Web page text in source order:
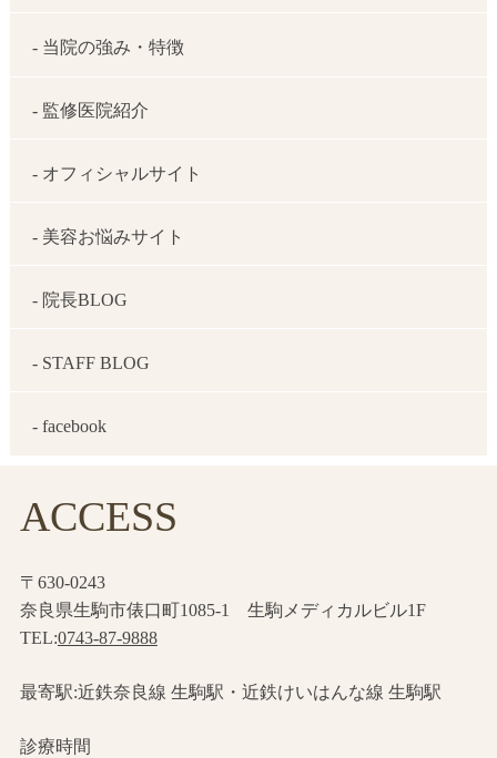
- 当院の強み・特徴
- 監修医院紹介
- オフィシャルサイト
- 美容お悩みサイト
- 院長BLOG
- STAFF BLOG
- facebook
ACCESS
〒630-0243
奈良県生駒市俵口町1085-1 生駒メディカルビル1F
TEL:0743-87-9888
最寄駅:近鉄奈良線 生駒駅・近鉄けいはんな線 生駒駅
診療時間